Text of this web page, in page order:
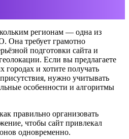
регионам — одна из
Она требует грамотно
подготовки сайта и
Если вы предлагаете
городах и хотите получать
нужно учитывать
особенности и алгоритмы
правильно организовать
чтобы сайт привлекал
одновременно.